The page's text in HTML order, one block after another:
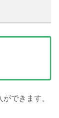
できます。